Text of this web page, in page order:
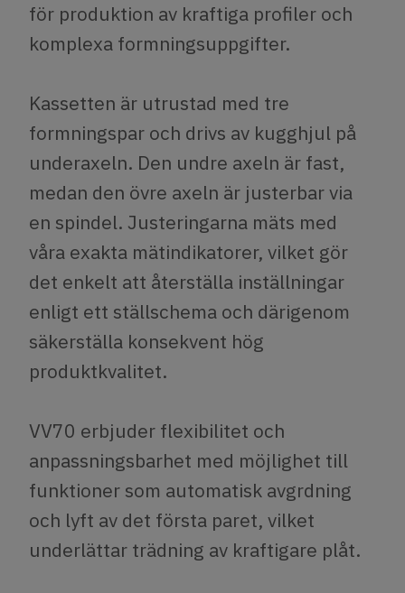
för produktion av kraftiga profiler och
komplexa formningsuppgifter.
Kassetten är utrustad med tre
formningspar och drivs av kugghjul på
underaxeln. Den undre axeln är fast,
medan den övre axeln är justerbar via
en spindel. Justeringarna mäts med
våra exakta mätindikatorer, vilket gör
det enkelt att återställa inställningar
enligt ett ställschema och därigenom
säkerställa konsekvent hög
produktkvalitet.
VV70 erbjuder flexibilitet och
anpassningsbarhet med möjlighet till
funktioner som automatisk avgrdning
och lyft av det första paret, vilket
underlättar trädning av kraftigare plåt.